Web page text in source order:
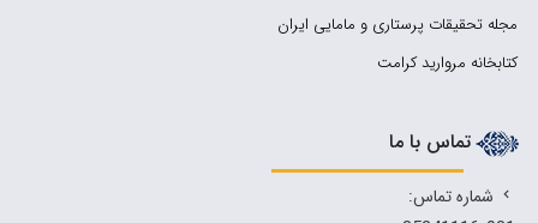
مجله تحقیقات پرستاری و مامایی ایران
کتابخانه مروارید کرامت
تماس با ما
شماره تماس: